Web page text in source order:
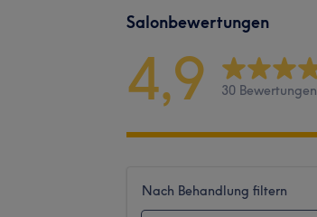
Salonbewertungen
4,9 30 Bewertungen
Nach Behandlung filtern